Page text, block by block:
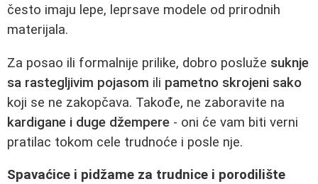
često imaju lepe, leprsave modele od prirodnih
materijala.
Za posao ili formalnije prilike, dobro posluže suknje
sa rastegljivim pojasom ili pametno skrojeni sako
koji se ne zakopčava. Takođe, ne zaboravite na
kardigane i duge džempere - oni će vam biti verni
pratilac tokom cele trudnoće i posle nje.
Spavaćice i pidžame za trudnice i porodilište